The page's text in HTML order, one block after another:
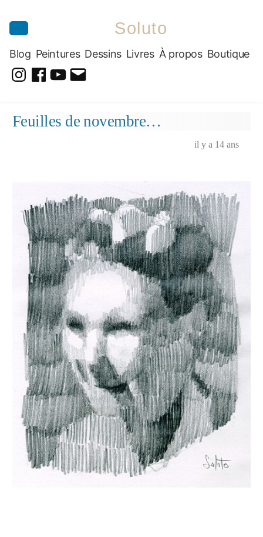
Soluto
Blog Peintures Dessins Livres À propos Boutique
Dessins
Feuilles de novembre…
il y a 14 ans